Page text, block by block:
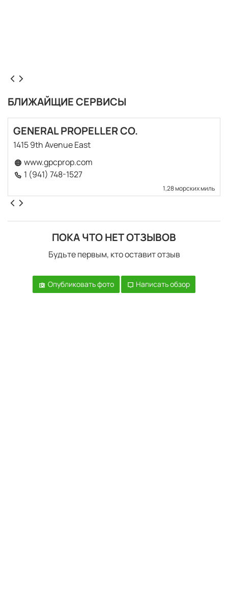
БЛИЖАЙЩИЕ СЕРВИСЫ
GENERAL PROPELLER CO.
1415 9th Avenue East
www.gpcprop.com
1 (941) 748-1527
1,28 морских миль
ПОКА ЧТО НЕТ ОТЗЫВОВ
Будьте первым, кто оставит отзыв
Опубликовать фото Написать обзор